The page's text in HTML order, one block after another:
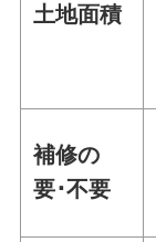
土地面積
補修の
要･不要